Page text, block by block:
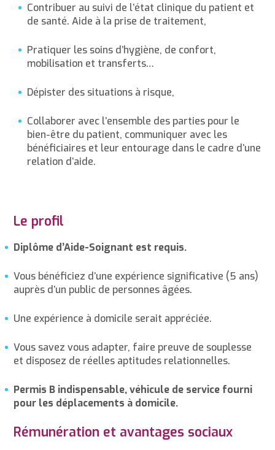
Contribuer au suivi de l’état clinique du patient et
de santé. Aide à la prise de traitement,
Pratiquer les soins d’hygiène, de confort,
mobilisation et transferts…
Dépister des situations à risque,
Collaborer avec l’ensemble des parties pour le
bien-être du patient, communiquer avec les
bénéficiaires et leur entourage dans le cadre d’une
relation d’aide.
Le profil
Diplôme d’Aide-Soignant est requis.
Vous bénéficiez d’une expérience significative (5 ans)
auprès d’un public de personnes âgées.
Une expérience à domicile serait appréciée.
Vous savez vous adapter, faire preuve de souplesse
et disposez de réelles aptitudes relationnelles.
Permis B indispensable, véhicule de service fourni
pour les déplacements à domicile.
Rémunération et avantages sociaux